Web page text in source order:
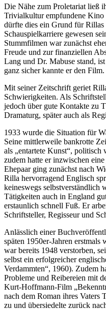
Die Nähe zum Proletariat ließ
Trivialkultur empfundene Kino
dürfte dies ein Grund für
Schauspielkarriere gewesen
Stummfilmen war zunächst
Freude und zur finanziellen
Lang und Dr. Mabuse stand,
ganz sicher kannte er den Film.
Mit seiner Zeitschrift geriet
Schwierigkeiten. Als
jedoch über gute Kontakte zu
Dramaturg, später auch als
1933 wurde die Situation für
Seine mittlerweile bankrotte
als „entartete Kunst“,
zudem hatte er inzwischen
Ehepaar ging zunächst nach
Rilla hervorragend Englisch
keineswegs selbstverständlich
Tätigkeiten auch in England
erstaunlich schnell Fuß. Er
Schriftsteller, Regisseur und
Anlässlich einer
späten 1950er-Jahren erstmals
war bereits 1948 verstorben,
selbst ein erfolgreicher
Verdammten“, 1960). Zudem
Probleme und Reibereien mit
Kurt-Hoffmann-Film
nach dem Roman ihres Vaters
zu und übersiedelte zurück